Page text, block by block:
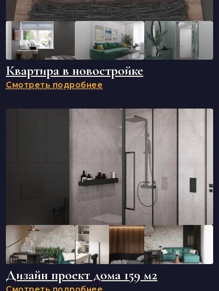
Квартира в новостройке
Смотреть подробнее
Дизайн проект дома 159 м2